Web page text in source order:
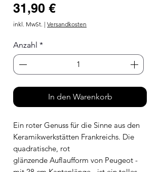
31,90 €Preis
inkl. MwSt. | Versandkosten
Anzahl *
In den Warenkorb
Ein roter Genuss für die Sinne aus den
Keramikwerkstätten Frankreichs. Die
quadratische, rot
glänzende Auflaufform von Peugeot -